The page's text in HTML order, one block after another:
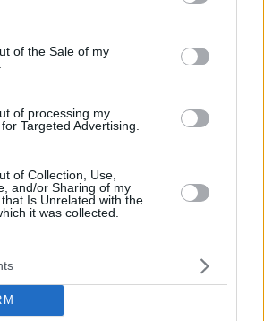
to Google and its third-party tags to
specified purposes in below Google
of the Sale of my
of processing my
Targeted Advertising.
of Collection, Use,
and/or Sharing of my
Is Unrelated with the
it was collected.
ΣΧΟΛΙΟΥ